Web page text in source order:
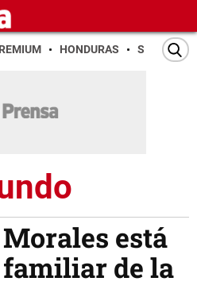
HONDURAS SAN PEDRO
está
de la